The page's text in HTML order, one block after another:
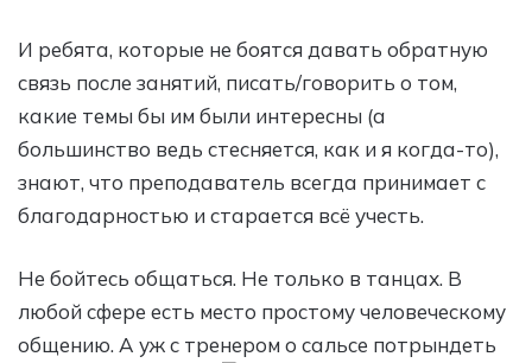
И ребята, которые не боятся давать обратную
связь после занятий, писать/говорить о том,
какие темы бы им были интересны (а
большинство ведь стесняется, как и я когда-то),
знают, что преподаватель всегда принимает с
благодарностью и старается всё учесть.
Не бойтесь общаться. Не только в танцах. В
любой сфере есть место простому человеческому
общению. А уж с тренером о сальсе потрындеть